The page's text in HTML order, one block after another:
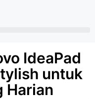
IdeaPad
untuk
Harian